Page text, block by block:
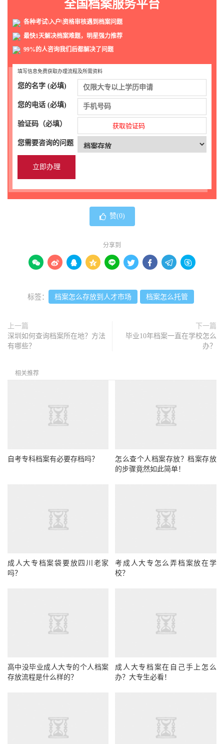
全国档案服务平台
各种考试\入户\资格审核遇到档案问题
最快1天解决档案难题，明星强力推荐
99%的人咨询我们后都解决了问题
填写信息免费获取办理流程及所需资料
您的名字 (必填)
您的电话 (必填)
验证码（必填） 获取验证码
您需要咨询的问题
赞(0)
分享到
        
标签： 档案怎么存放到人才市场 档案怎么托管
上一篇
深圳如何查询档案所在地？方法
有哪些？
下一篇
毕业10年档案一直在学校怎么
办？
相关推荐
自考专科档案有必要存档吗？
怎么查个人档案存放？档案存放
的步骤竟然如此简单！
成人大专档案袋要放四川老家
吗？
考成人大专怎么弄档案放在学
校？
高中没毕业成人大专的个人档案
存放流程是什么样的？
成人大专档案在自己手上怎么
办？大专生必看！